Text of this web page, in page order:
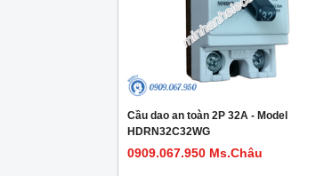
Cầu dao an toàn 2P 32A - Model
HDRN32C32WG
0909.067.950 Ms.Châu